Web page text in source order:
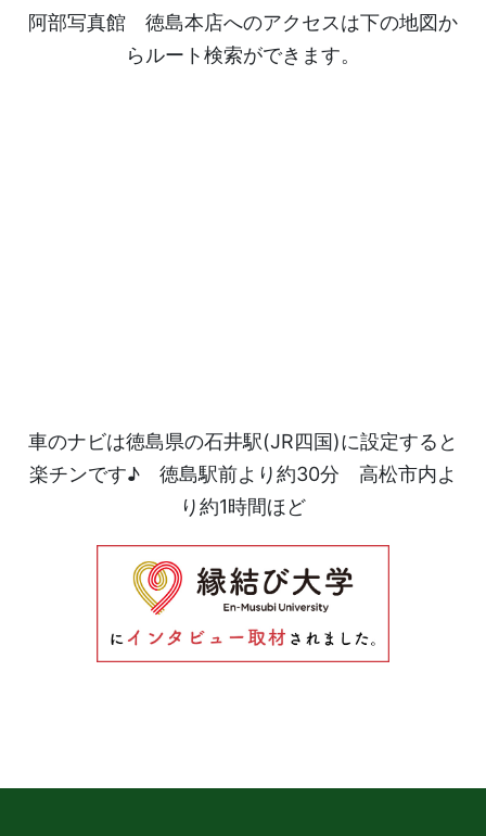
阿部写真館 徳島本店へのアクセスは下の地図か
らルート検索ができます。
車のナビは徳島県の石井駅(JR四国)に設定すると
楽チンです♪ 徳島駅前より約30分 高松市内よ
り約1時間ほど